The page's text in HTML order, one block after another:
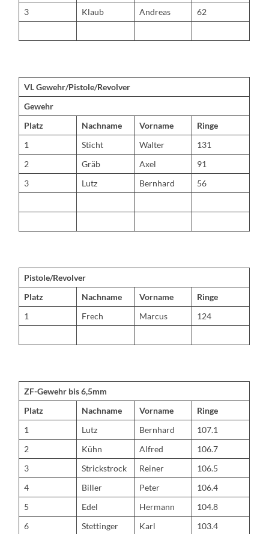
3 Klaub Andreas 62
VL Gewehr/Pistole/Revolver
Gewehr
Platz
Nachname Vorname
Ringe
1
Sticht Walter
131
2
Gräb Axel
91
3
Lutz Bernhard 56
Pistole/Revolver
Platz
Nachname Vorname
Ringe
1
Frech Marcus 124
ZF-Gewehr bis 6,5mm
Platz
Nachname Vorname
Ringe
1
Lutz Bernhard
107.1
2
Kühn Alfred
106.7
3
Strickstrock Reiner
106.5
4
Biller Peter
106.4
5
Edel Hermann
104.8
6
Stettinger Karl
103.4